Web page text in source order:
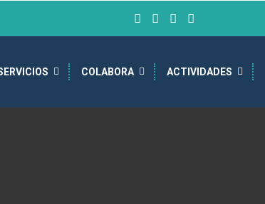
COLABORA ACTIVIDADES